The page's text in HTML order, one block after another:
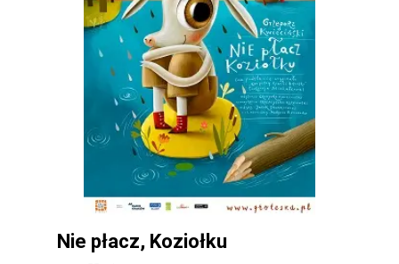
Nie płacz, Koziołku